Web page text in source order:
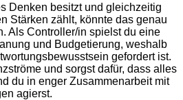
Denken besitzt und gleichzeitig
Stärken zählt, könnte das genau
Als Controller/in spielst du eine
und Budgetierung, weshalb
gefordert ist.
und sorgst dafür, dass alles
du in enger Zusammenarbeit mit
agierst.